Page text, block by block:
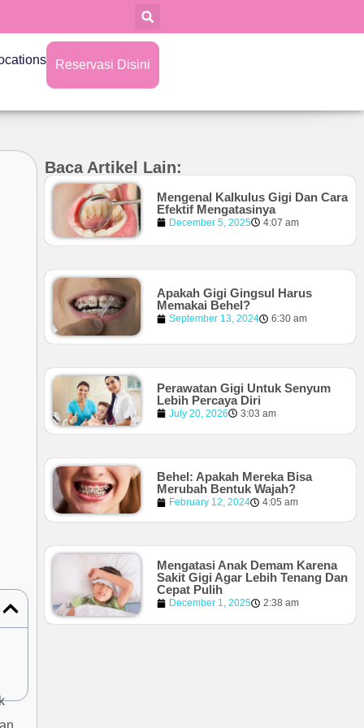
Reservasi Disini
Baca Artikel Lain:
Mengenal Kalkulus Gigi Dan Cara
Efektif Mengatasinya
December 5, 2025 4:07 am
Apakah Gigi Gingsul Harus
Memakai Behel?
September 13, 2024 6:30 am
Perawatan Gigi Untuk Senyum
Lebih Percaya Diri
July 20, 2026 3:03 am
Behel: Apakah Mereka Bisa
Merubah Bentuk Wajah?
February 12, 2024 4:05 am
Mengatasi Anak Demam Karena
Sakit Gigi Agar Lebih Tenang Dan
Cepat Pulih
December 1, 2025 2:38 am